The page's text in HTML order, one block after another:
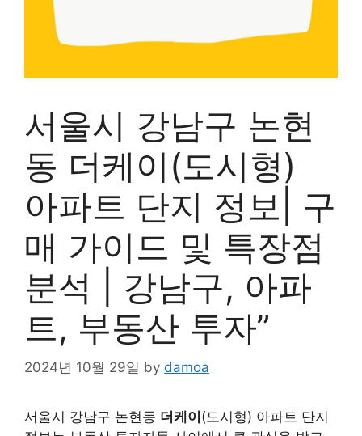
서울시 강남구 논현
동 더케이(도시형)
아파트 단지 정보| 구
매 가이드 및 특장점
분석 | 강남구, 아파
트, 부동산 투자”
2024년 10월 29일 by damoa
서울시 강남구 논현동 더케이(도시형) 아파트 단지